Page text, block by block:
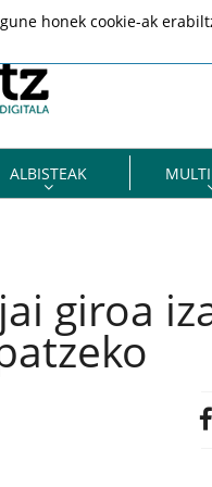
ALBISTEAK
giroa
honek cookie-ak